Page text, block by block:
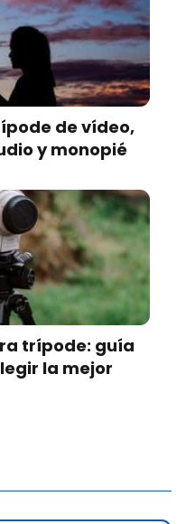
de vídeo,
y monopié
trípode: guía
la mejor